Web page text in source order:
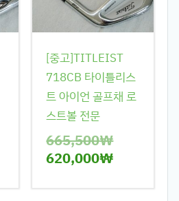
[중고]TITLEIST
718CB 타이틀리스
트 아이언 골프채 로
스트볼 전문
665,500₩
620,000₩